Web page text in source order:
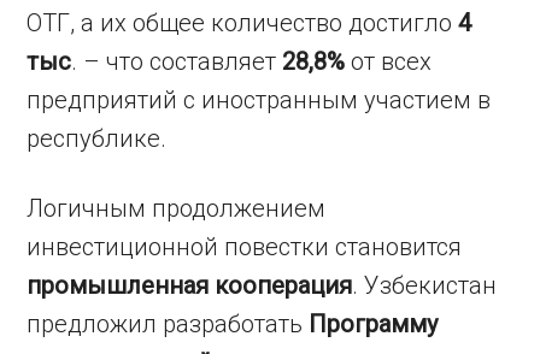
ОТГ, а их общее количество достигло4
тыс. – что составляет 28,8% от всех
предприятий с иностранным участием в
республике.
Логичным продолжением
инвестиционной повестки становится
промышленная кооперация. Узбекистан
предложил разработать Программу